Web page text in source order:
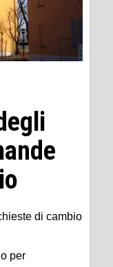
di cambio
per